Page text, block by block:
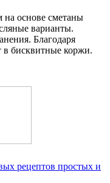
основе сметаны
варианты.
Благодаря
в бисквитные коржи.
рецептов простых и